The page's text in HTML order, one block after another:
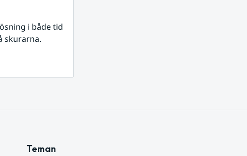
i både tid
skurarna.
Teman